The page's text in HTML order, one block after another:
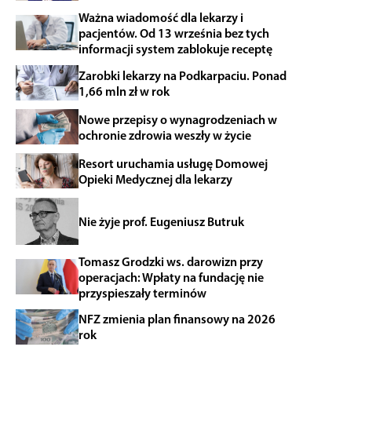
Ważna wiadomość dla lekarzy i
pacjentów. Od 13 września bez tych
informacji system zablokuje receptę
Zarobki lekarzy na Podkarpaciu. Ponad
1,66 mln zł w rok
Nowe przepisy o wynagrodzeniach w
ochronie zdrowia weszły w życie
Resort uruchamia usługę Domowej
Opieki Medycznej dla lekarzy
Nie żyje prof. Eugeniusz Butruk
Tomasz Grodzki ws. darowizn przy
operacjach: Wpłaty na fundację nie
przyspieszały terminów
NFZ zmienia plan finansowy na 2026
rok